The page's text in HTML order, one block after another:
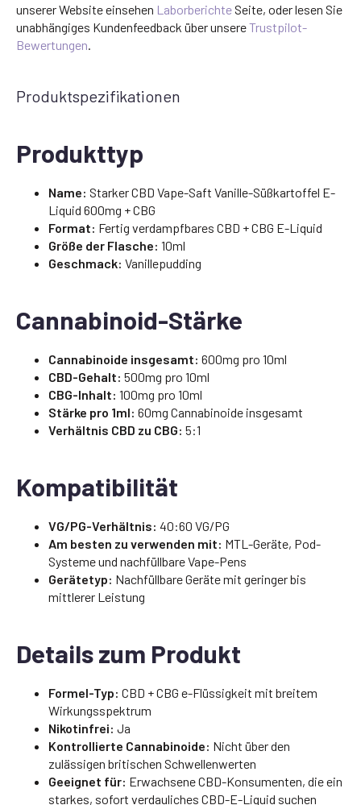
unserer Website einsehen Laborberichte Seite, oder lesen Sie
unabhängiges Kundenfeedback über unsereTrustpilot-
Bewertungen
Produktspezifikationen
Produkttyp
Name: Starker CBD Vape-Saft Vanille-Süßkartoffel E-
Liquid 600mg + CBG
Format: Fertig verdampfbares CBD + CBG E-Liquid
Größe der Flasche: 10ml
Geschmack: Vanillepudding
Cannabinoid-Stärke
Cannabinoide insgesamt: 600mg pro 10ml
CBD-Gehalt: 500mg pro 10ml
CBG-Inhalt: 100mg pro 10ml
Stärke pro 1ml: 60mg Cannabinoide insgesamt
Verhältnis CBD zu CBG: 5:1
Kompatibilität
VG/PG-Verhältnis: 40:60 VG/PG
Am besten zu verwenden mit: MTL-Geräte, Pod-
Systeme und nachfüllbare Vape-Pens
Gerätetyp: Nachfüllbare Geräte mit geringer bis
mittlerer Leistung
Details zum Produkt
Formel-Typ: CBD + CBG e-Flüssigkeit mit breitem
Wirkungsspektrum
Nikotinfrei: Ja
Kontrollierte Cannabinoide: Nicht über den
zulässigen britischen Schwellenwerten
Geeignet für: Erwachsene CBD-Konsumenten, die ein
starkes, sofort verdauliches CBD-E-Liquid suchen